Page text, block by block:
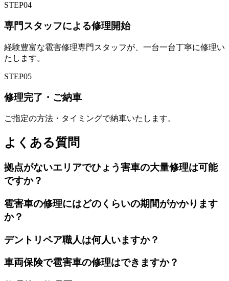
STEP04
専門スタッフによる修理開始
経験豊富な雹害修理専門スタッフが、一台一台丁寧に修理い
たします。
STEP05
修理完了・ご納車
ご指定の方法・タイミングで納車いたします。
よくある質問
拠点がないエリアでひょう害車の大量修理は可能
ですか？
雹害車の修理にはどのくらいの期間がかかります
か？
デントリペア職人は何人いますか？
車両保険で雹害車の修理はできますか？